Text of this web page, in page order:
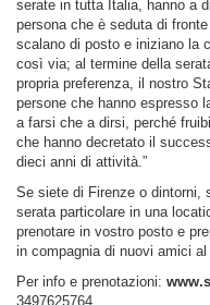
serate in tutta Italia, hanno a
persona che è seduta di
scalano di posto e iniziano la
così via; al termine della
propria preferenza, il nostro
persone che hanno espresso
a farsi che a dirsi, perché
che hanno decretato il
dieci anni di attività.”
Se siete di Firenze o dintorni,
serata particolare in una
prenotare in vostro posto e
in compagnia di nuovi amici
Per info e prenotazioni:
3497625764.